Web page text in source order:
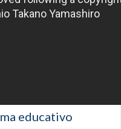
educativo